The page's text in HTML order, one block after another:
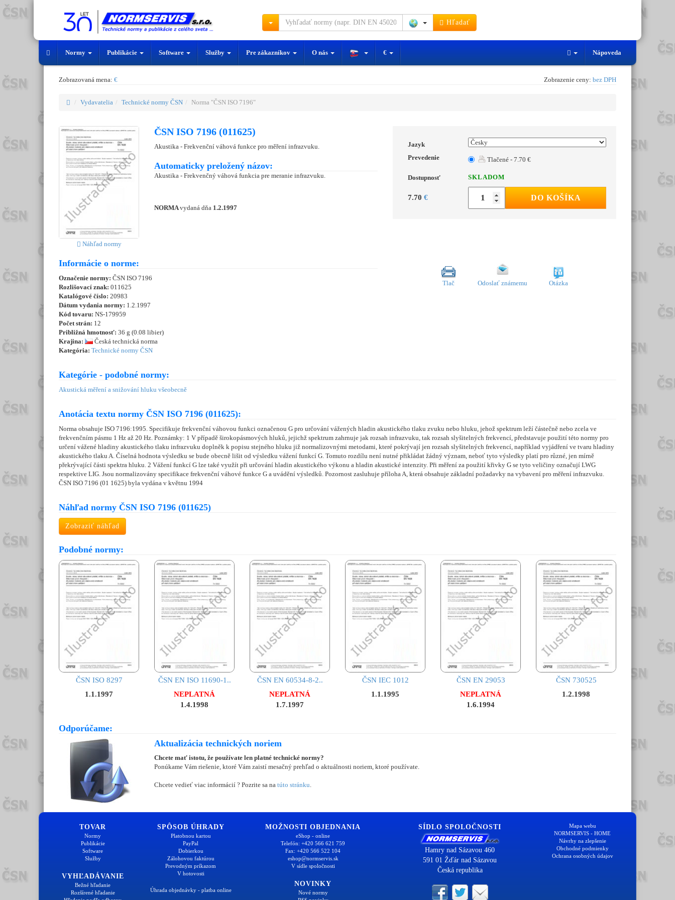
Hľadať
Normy Publikácie Software Služby Pre zákazníkov O nás € Nápoveda
Zobrazovaná mena: € Zobrazenie ceny: bez DPH
Vydavatelia Technické normy ČSN Norma "ČSN ISO 7196"
Náhľad normy
ČSN ISO 7196 (011625)
Akustika - Frekvenční váhová funkce pro měření infrazvuku.
Automaticky preložený názov:
Akustika - Frekvenčný váhová funkcia pre meranie infrazvuku.
NORMAvydaná dňa 1.2.1997
Jazyk
Prevedenie
Tlačené - 7.70 €
Dostupnosť SKLADOM
7.70 € DO KOŠÍKA
Informácie o norme:
Označenie normy: ČSN ISO 7196
Rozlišovací znak: 011625
Katalógové číslo: 20983
Dátum vydania normy: 1.2.1997
Kód tovaru: NS-179959
Počet strán: 12
Približná hmotnosť: 36 g (0.08 libier)
Krajina:
Česká technická norma
Kategória: Technické normy ČSN
Tlač Odoslať známemu Otázka
Kategórie - podobné normy:
Akustická měření a snižování hluku všeobecně
Anotácia textu normy ČSN ISO 7196 (011625):
Norma obsahuje ISO 7196:1995. Specifikuje frekvenční váhovou funkci označenou G pro určování vážených hladin akustického tlaku zvuku nebo hluku, jehož spektrum leží částečně nebo zcela ve
frekvenčním pásmu 1 Hz až 20 Hz. Poznámky: 1 V případě širokopásmových hluků, jejichž spektrum zahrnuje jak rozsah infrazvuku, tak rozsah slyšitelných frekvencí, představuje použití této normy pro
určení vážené hladiny akustického tlaku infrazvuku doplněk k popisu stejného hluku již normalizovnými metodami, které pokrývají jen rozsah slyšitelných frekvencí, například vyjádření ve tvaru hladiny
akustického tlaku A. Číselná hodnota výsledku se bude obecně lišit od výsledku vážení funkcí G. Tomuto rozdílu není nutné přikládat žádný význam, neboť tyto výsledky platí pro různé, jen mírně
překrývající části spektra hluku. 2 Vážení funkcí G lze také využít při určování hladin akustického výkonu a hladin akustické intenzity. Při měření za použití křivky G se tyto veličiny označují LWG
respektive LIG. Jsou normalizovány specifikace frekvenční váhové funkce G a uvádění výsledků. Pozornost zasluhuje příloha A, která obsahuje základní požadavky na vybavení pro měření infrazvuku.
ČSN ISO 7196 (01 1625) byla vydána v květnu 1994
Náhľad normy ČSN ISO 7196 (011625)
Zobraziť náhľad
Podobné normy:
ČSN ISO 8297
1.1.1997
ČSN EN ISO 11690-1..
NEPLATNÁ
1.4.1998
ČSN EN 60534-8-2..
NEPLATNÁ
1.7.1997
ČSN IEC 1012
1.1.1995
ČSN EN 29053
NEPLATNÁ
1.6.1994
ČSN 730525
1.2.1998
Odporúčame:
Aktualizácia technických noriem
Chcete mať istotu, že používate len platné technické normy?
Ponúkame Vám riešenie, ktoré Vám zaistí mesačný prehľad o aktuálnosti noriem, ktoré používate.
Chcete vedieť viac informácií ? Pozrite sa na túto stránku.
TOVAR
Normy
Publikácie
Software
Služby
VYHĽADÁVANIE
Bežné hľadanie
Rozšírené hľadanie
SPÔSOB ÚHRADY
Platobnou kartou
PayPal
Dobierkou
Zálohovou faktúrou
Prevodným príkazom
V hotovosti
Úhrada objednávky - platba online
MOŽNOSTI OBJEDNANIA
eShop - online
Telefón: +420 566 621 759
Fax: +420 566 522 104
eshop@normservis.sk
V sídle spoločnosti
NOVINKY
Nové normy
SÍDLO SPOLOČNOSTI
Hamry nad Sázavou 460
591 01 Žďár nad Sázavou
Česká republika
Mapa webu
NORMSERVIS - HOME
Návrhy na zlepšenie
Obchodné podmienky
Ochrana osobných údajov